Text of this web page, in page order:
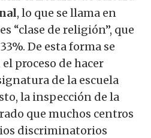
, lo que se llama en
“clase de religión”, que
De esta forma se
proceso de hacer
de la escuela
la inspección de la
que muchos centros
discriminatorios